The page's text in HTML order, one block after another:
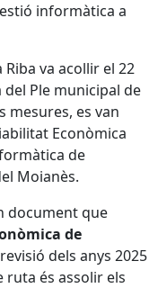
informàtica a
Riba va acollir el 22
Ple municipal de
mesures, es van
Econòmica
de
Moianès.
document que
de
dels anys 2025
ruta és assolir els